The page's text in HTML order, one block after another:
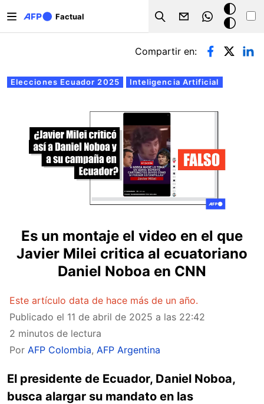
Factual
Search
Modo
oscuro
Solapas principales
Elecciones Ecuador 2025 Inteligencia Artificial
Compartir en:
Es un montaje el video en el que
Javier Milei critica al ecuatoriano
Daniel Noboa en CNN
Este artículo data de hace más de un año.
Publicado el 11 de abril de 2025 a las 22:42
2 minutos de lectura
Por AFP Colombia, AFP Argentina
El presidente de Ecuador, Daniel Noboa,
busca alargar su mandato en las